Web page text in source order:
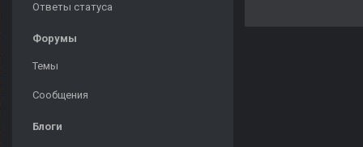
Ответы статуса
Форумы
Темы
Сообщения
Блоги